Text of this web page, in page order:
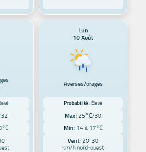
Lun
10 Août
Averses/orages
Probabilité : Élevé
Max: 25°C/30
Min: 14 à 17°C
Vent: 20-30
km/h nord-ouest